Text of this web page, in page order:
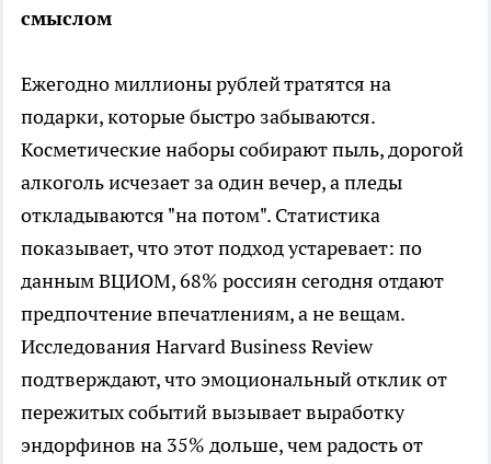
смыслом
Ежегодно миллионы рублей тратятся на
подарки, которые быстро забываются.
Косметические наборы собирают пыль, дорогой
алкоголь исчезает за один вечер, а пледы
откладываются "на потом". Статистика
показывает, что этот подход устаревает: по
данным ВЦИОМ, 68% россиян сегодня отдают
предпочтение впечатлениям, а не вещам.
Исследования Harvard Business Review
подтверждают, что эмоциональный отклик от
пережитых событий вызывает выработку
эндорфинов на 35% дольше, чем радость от